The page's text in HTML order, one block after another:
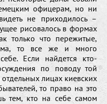
офицерам, но ни
не приходилось –
рисовалось в формах
только что пережитые,
то все же и много
Если найдется кто-
по поводу той
отдельных лицах киевских
то право на это
тем, кто на себе самом